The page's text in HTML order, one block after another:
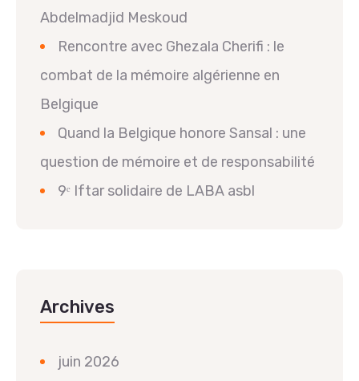
Abdelmadjid Meskoud
Rencontre avec Ghezala Cherifi : le
combat de la mémoire algérienne en
Belgique
Quand la Belgique honore Sansal : une
question de mémoire et de responsabilité
9ᵉ Iftar solidaire de LABA asbl
Archives
juin 2026